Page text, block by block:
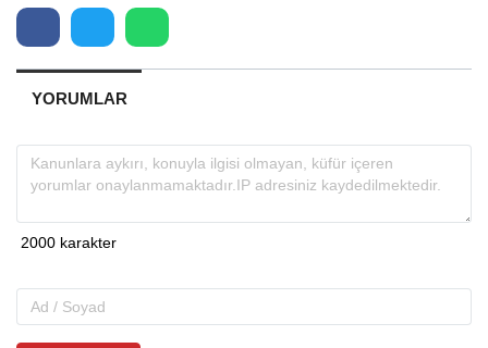
YORUMLAR